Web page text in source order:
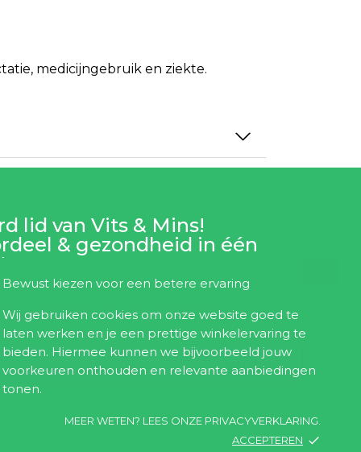
Bewust kiezen voor een betere ervaring
Wij gebruiken cookies om onze website goed te
laten werken en je een prettige winkelervaring te
bieden. Hiermee kunnen we bijvoorbeeld jouw
voorkeuren onthouden en relevante aanbiedingen
tonen.
MEER WETEN? LEES ONZE PRIVACYVERKLARING.
ACCEPTEREN done
medicijngebruik en ziekte.
lid van Vits & Mins!
& gezondheid in één
Verstuur